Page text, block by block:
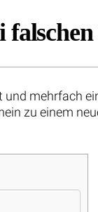
mehrfach
zu einem